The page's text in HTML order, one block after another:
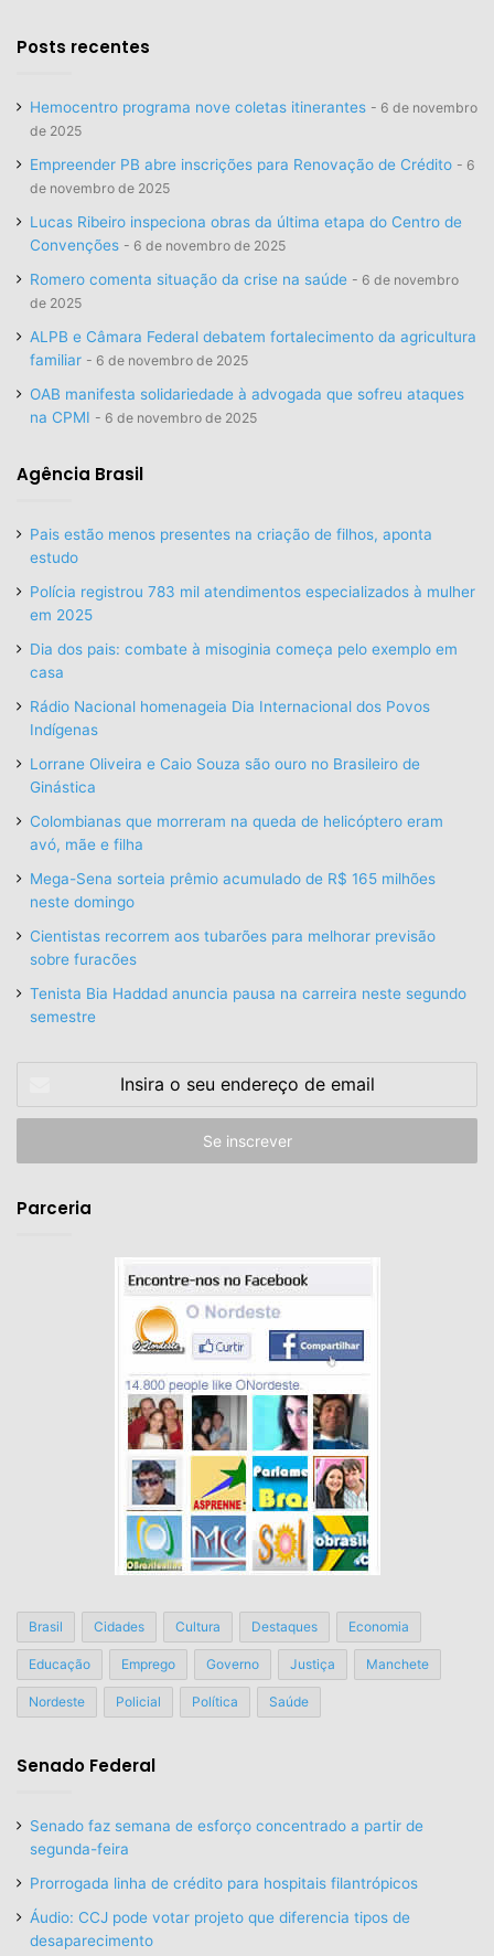
Posts recentes
Hemocentro programa nove coletas itinerantes
6 de novembro
de 2025
Empreender PB abre inscrições para Renovação de Crédito
6
de novembro de 2025
Lucas Ribeiro inspeciona obras da última etapa do Centro de
Convenções
6 de novembro de 2025
Romero comenta situação da crise na saúde
6 de novembro
de 2025
ALPB e Câmara Federal debatem fortalecimento da agricultura
familiar
6 de novembro de 2025
OAB manifesta solidariedade à advogada que sofreu ataques
na CPMI
6 de novembro de 2025
Agência Brasil
Pais estão menos presentes na criação de filhos, aponta
estudo
Polícia registrou 783 mil atendimentos especializados à mulher
em 2025
Dia dos pais: combate à misoginia começa pelo exemplo em
casa
Rádio Nacional homenageia Dia Internacional dos Povos
Indígenas
Lorrane Oliveira e Caio Souza são ouro no Brasileiro de
Ginástica
Colombianas que morreram na queda de helicóptero eram
avó, mãe e filha
Mega-Sena sorteia prêmio acumulado de R$ 165 milhões
neste domingo
Cientistas recorrem aos tubarões para melhorar previsão
sobre furacões
Tenista Bia Haddad anuncia pausa na carreira neste segundo
semestre
seu
de
Parceria
Brasil Cidades Cultura Destaques Economia
Educação Emprego Governo Justiça Manchete
Nordeste Policial Política Saúde
Senado Federal
Senado faz semana de esforço concentrado a partir de
segunda-feira
Prorrogada linha de crédito para hospitais filantrópicos
Áudio: CCJ pode votar projeto que diferencia tipos de
desaparecimento